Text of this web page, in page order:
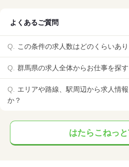
よくあるご質問
この条件の求人数はどのくらいあ
群馬県の求人全体からお仕事を探
エリアや路線、駅周辺から求人情
か？
はたらこねっ